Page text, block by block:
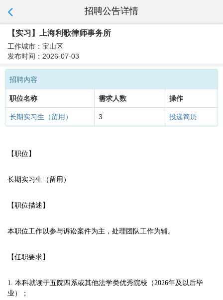
招聘公告详情
【实习】上海利歌律师事务所
工作城市：宝山区
发布时间：2026-07-03
招聘內容
职位名称 需求人数 操作
长期实习生（留用） 3 投递简历
【职位】
长期实习生（留用）
【职位描述】
本职位工作以参与诉讼案件为主，处理团队工作为辅。
【任职要求】
1. 本科就读于五院四系或其他法学类优秀院校（2026年及以后毕
业）；